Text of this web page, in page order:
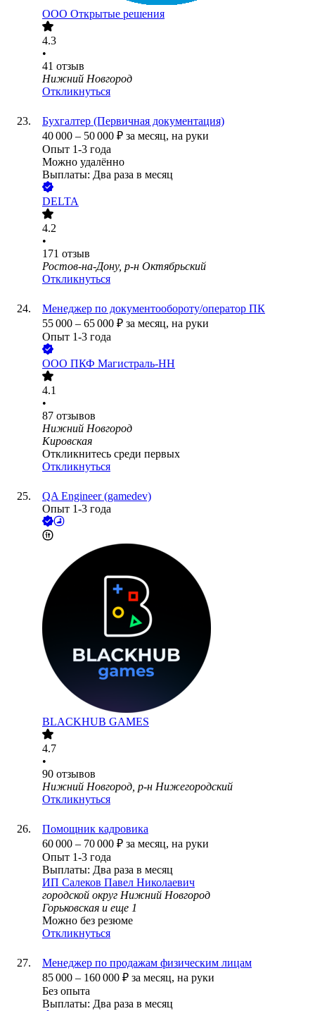
ООО Открытые решения
4.3
•
41 отзыв
Нижний Новгород
Откликнуться
Бухгалтер (Первичная документация)
40 000 – 50 000 ₽ за месяц, на руки
Опыт 1-3 года
Можно удалённо
Выплаты: Два раза в месяц
DELTA
4.2
•
171 отзыв
Ростов-на-Дону, р-н Октябрьский
Откликнуться
Менеджер по документообороту/оператор ПК
55 000 – 65 000 ₽ за месяц, на руки
Опыт 1-3 года
ООО ПКФ Магистраль-НН
4.1
•
87 отзывов
Нижний Новгород
Кировская
Откликнитесь среди первых
Откликнуться
QA Engineer (gamedev)
Опыт 1-3 года
BLACKHUB GAMES
4.7
•
90 отзывов
Нижний Новгород, р-н Нижегородский
Откликнуться
Помощник кадровика
60 000 – 70 000 ₽ за месяц, на руки
Опыт 1-3 года
Выплаты: Два раза в месяц
ИП Салеков Павел Николаевич
городской округ Нижний Новгород
Горьковская и еще 1
Можно без резюме
Откликнуться
Менеджер по продажам физическим лицам
85 000 – 160 000 ₽ за месяц, на руки
Без опыта
Выплаты: Два раза в месяц